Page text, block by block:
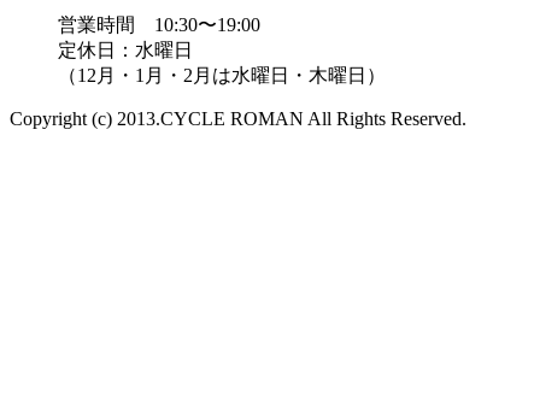
営業時間 10:30〜19:00
定休日：水曜日
（12月・1月・2月は水曜日・木曜日）
Copyright (c) 2013.CYCLE ROMAN All Rights Reserved.